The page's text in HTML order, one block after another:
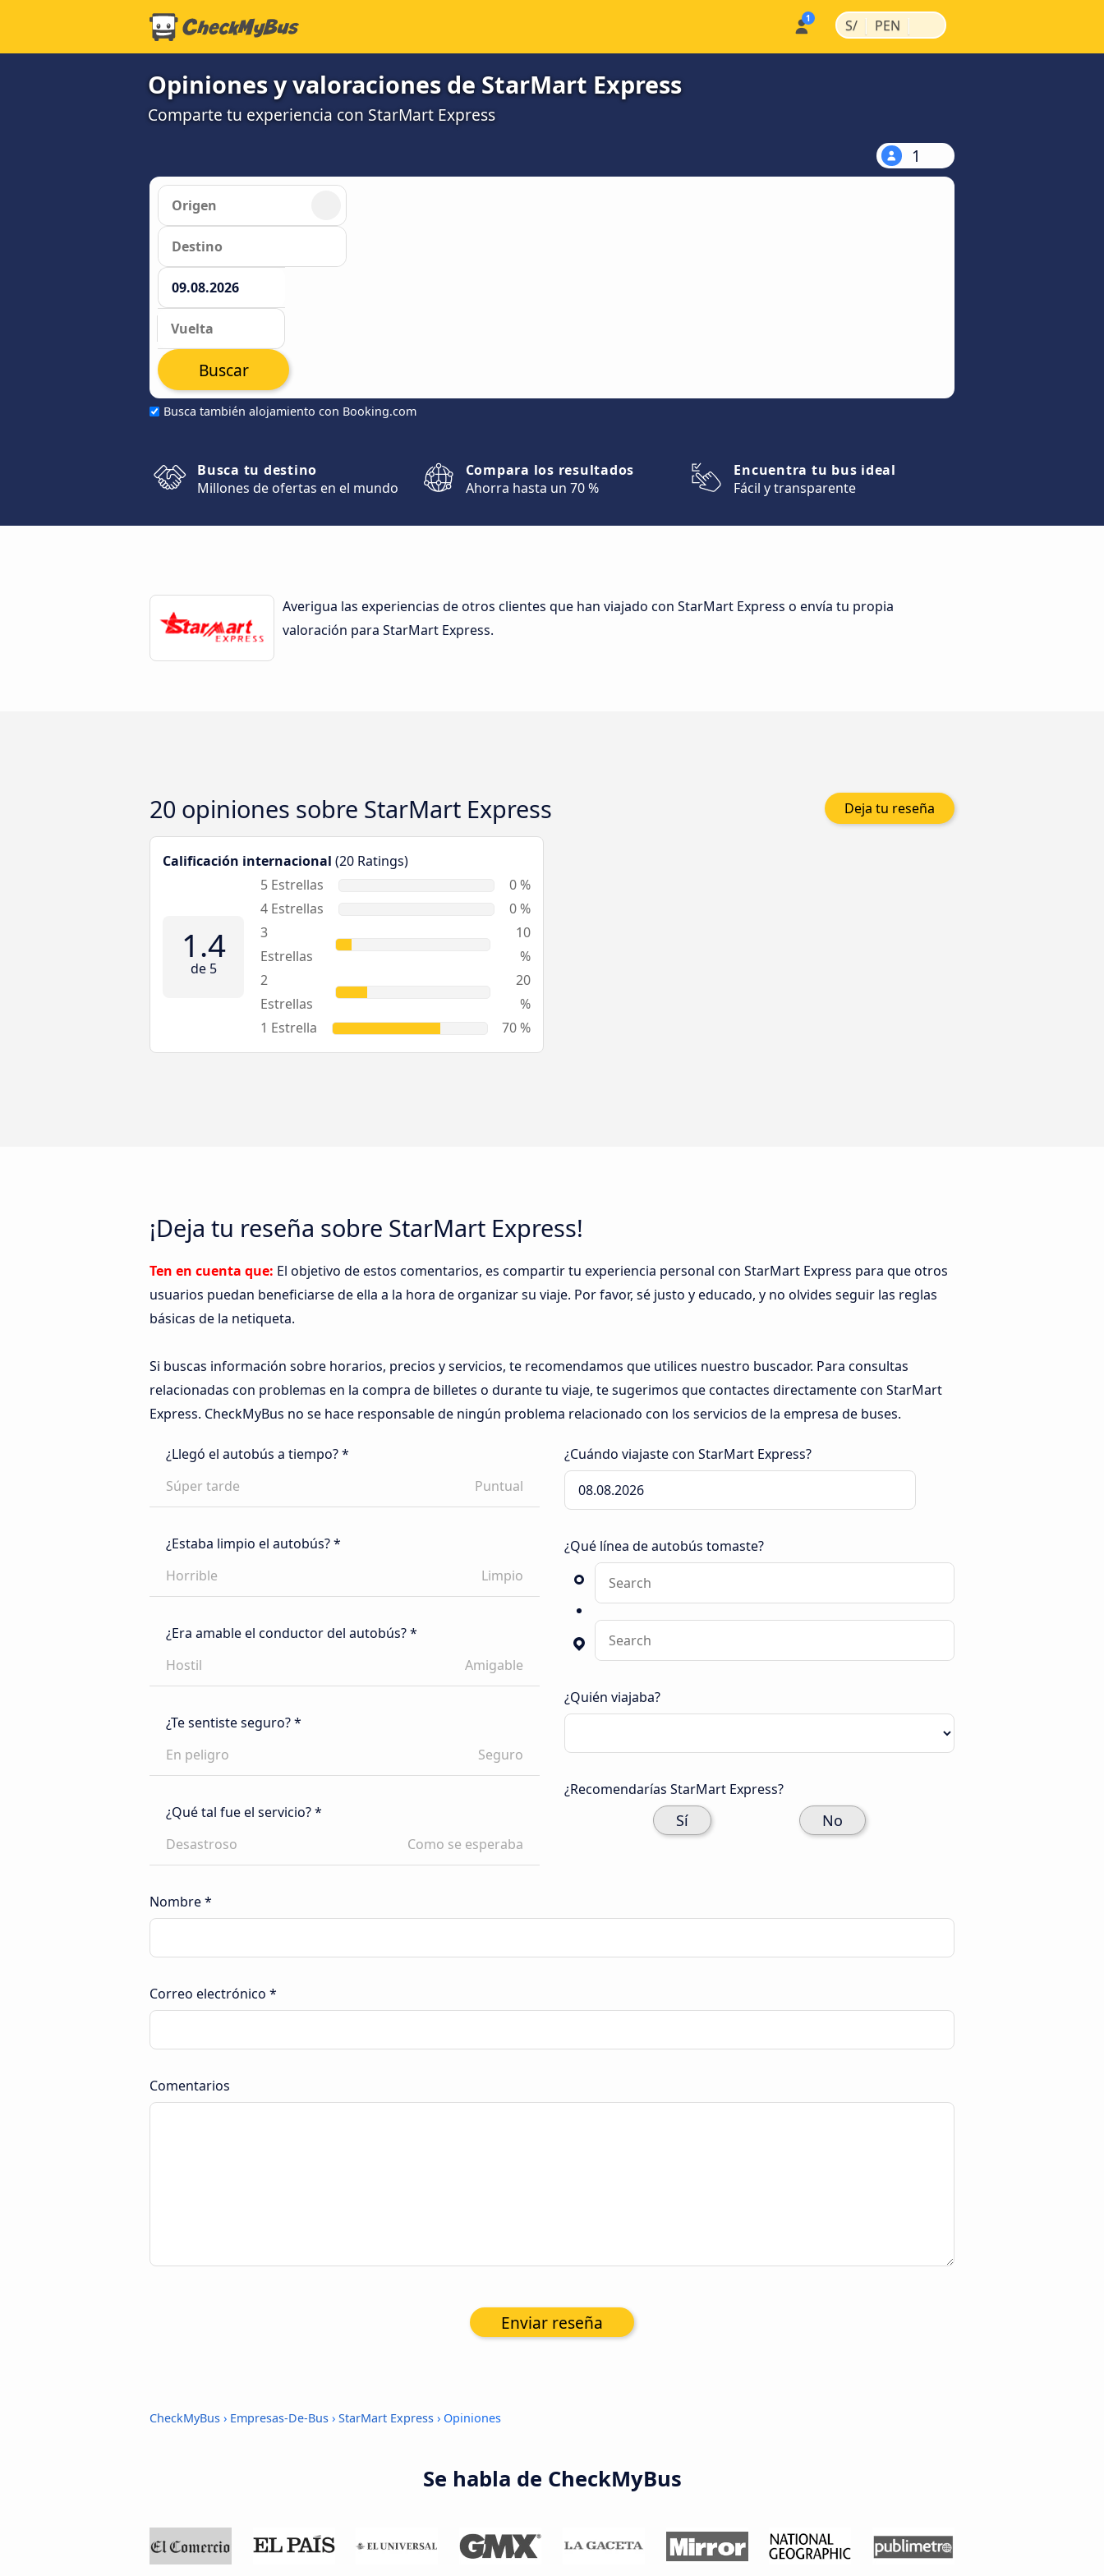
S/ | PEN |
Opiniones y valoraciones de StarMart Express
Comparte tu experiencia con StarMart Express
1
Busca también alojamiento con Booking.com
Buscar
Busca tu destino
Millones de ofertas en el mundo
Compara los resultados
Ahorra hasta un 70 %
Encuentra tu bus ideal
Fácil y transparente
Averigua las experiencias de otros clientes que han viajado con StarMart Express o envía tu propia
valoración para StarMart Express.
20 opiniones sobre StarMart Express Deja tu reseña
Calificación internacional (20 Ratings)
1.4
de 5
5 Estrellas
0 %
4 Estrellas
0 %
3
Estrellas
10
%
2
Estrellas
20
%
1 Estrella
70 %
¡Deja tu reseña sobre StarMart Express!
Ten en cuenta que: El objetivo de estos comentarios, es compartir tu experiencia personal con StarMart Express para que otros
usuarios puedan beneficiarse de ella a la hora de organizar su viaje. Por favor, sé justo y educado, y no olvides seguir las reglas
básicas de la netiqueta.
Si buscas información sobre horarios, precios y servicios, te recomendamos que utilices nuestro buscador. Para consultas
relacionadas con problemas en la compra de billetes o durante tu viaje, te sugerimos que contactes directamente con StarMart
Express. CheckMyBus no se hace responsable de ningún problema relacionado con los servicios de la empresa de buses.
¿Llegó el autobús a tiempo? *
Súper tarde
Puntual
¿Estaba limpio el autobús? *
Horrible
Limpio
¿Era amable el conductor del autobús? *
Hostil
Amigable
¿Te sentiste seguro? *
En peligro
Seguro
¿Qué tal fue el servicio? *
Desastroso
Como se esperaba
¿Cuándo viajaste con StarMart Express?
¿Qué línea de autobús tomaste?
¿Quién viajaba?
¿Recomendarías StarMart Express?
Sí No
Nombre *
Correo electrónico *
Comentarios
Enviar reseña
CheckMyBus › Empresas-De-Bus › StarMart Express › Opiniones
Se habla de CheckMyBus